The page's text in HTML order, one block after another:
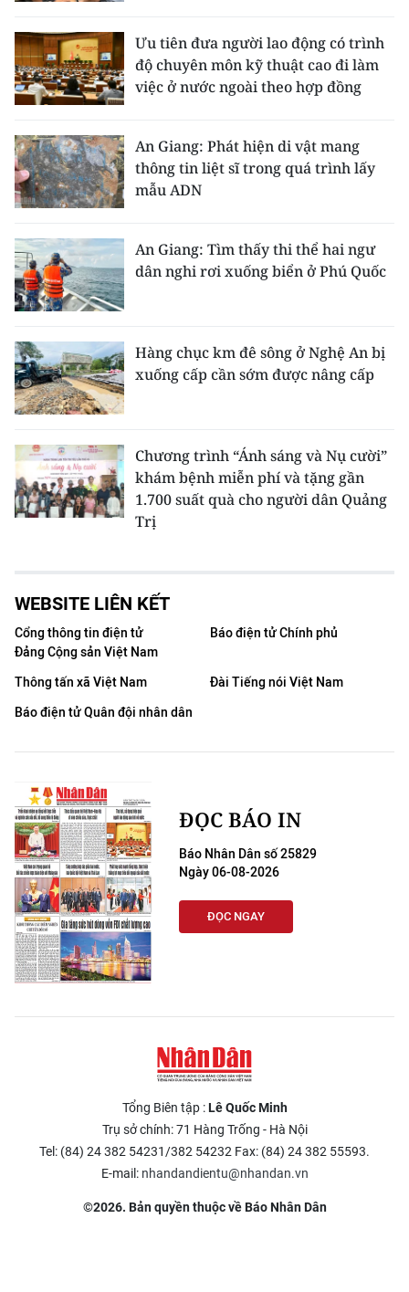
Ưu tiên đưa người lao động có trình
độ chuyên môn kỹ thuật cao đi làm
việc ở nước ngoài theo hợp đồng
An Giang: Phát hiện di vật mang
thông tin liệt sĩ trong quá trình lấy
mẫu ADN
An Giang: Tìm thấy thi thể hai ngư
dân nghi rơi xuống biển ở Phú Quốc
Hàng chục km đê sông ở Nghệ An bị
xuống cấp cần sớm được nâng cấp
Chương trình “Ánh sáng và Nụ cười”
khám bệnh miễn phí và tặng gần
1.700 suất quà cho người dân Quảng
Trị
WEBSITE LIÊN KẾT
Cổng thông tin điện tử
Đảng Cộng sản Việt Nam
Báo điện tử Chính phủ
Thông tấn xã Việt Nam
Đài Tiếng nói Việt Nam
Báo điện tử Quân đội nhân dân
ĐỌC BÁO IN
Báo Nhân Dân số 25829
Ngày 06-08-2026
ĐỌC NGAY
Tổng Biên tập :Lê Quốc Minh
Trụ sở chính: 71 Hàng Trống - Hà Nội
Tel: (84) 24 382 54231/382 54232 Fax: (84) 24 382 55593.
E-mail: nhandandientu@nhandan.vn
©2026. Bản quyền thuộc về Báo Nhân Dân